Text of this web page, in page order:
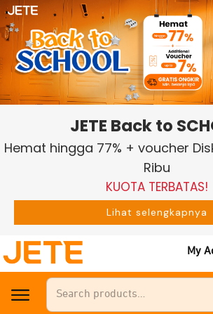
My
Search
JETE Back to
Hemat hingga 77% + voucher
Ribu
KUOTA TERBATAS!
Lihat selengkapnya